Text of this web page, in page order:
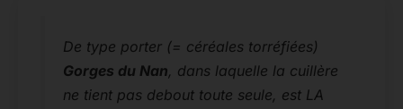
De type porter (= céréales torréfiées)
Gorges du Nan, dans laquelle la cuillère
ne tient pas debout toute seule, est LA